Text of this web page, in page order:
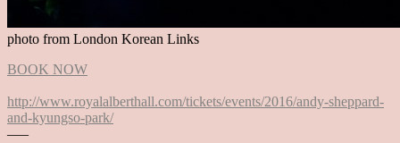
photo from London Korean Links
BOOK NOW
http://www.royalalberthall.com/tickets/events/2016/andy-sheppard-
and-kyungso-park/
—–